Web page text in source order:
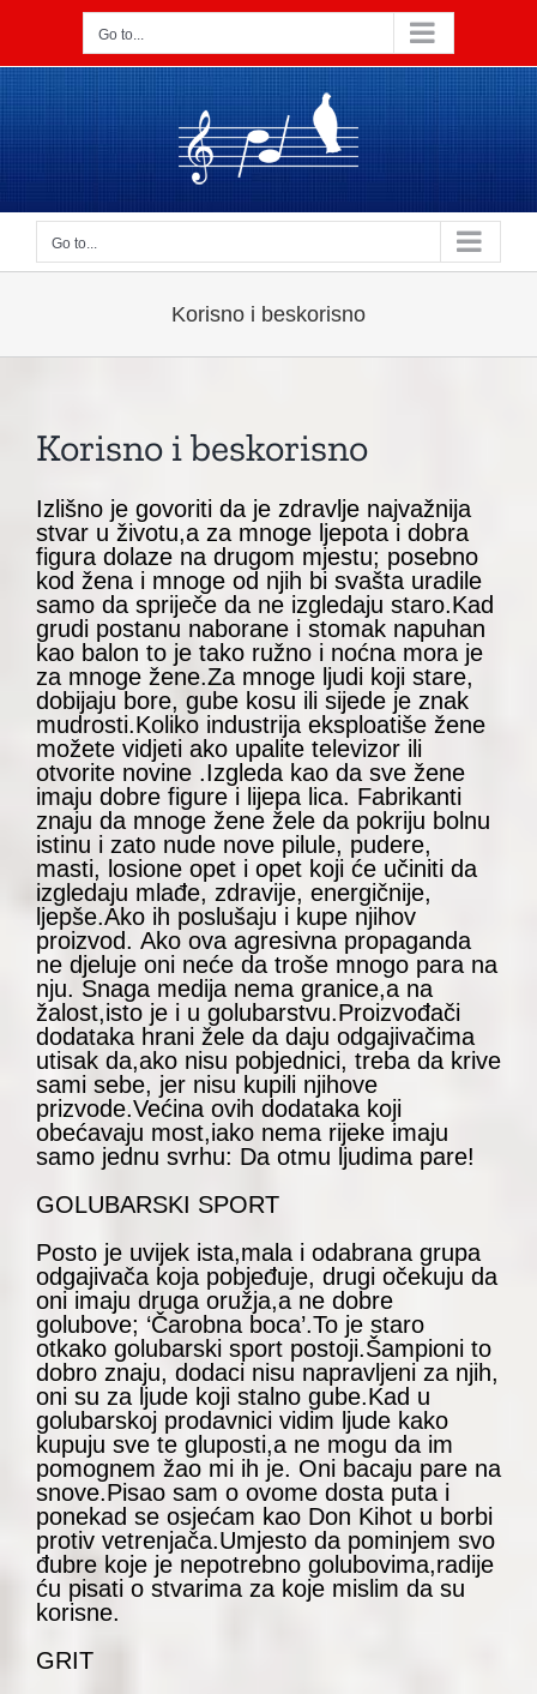
Go to...
Go to...
Korisno i beskorisno
Korisno i beskorisno
Izlišno je govoriti da je zdravlje najvažnija
stvar u životu,a za mnoge ljepota i dobra
figura dolaze na drugom mjestu; posebno
kod žena i mnoge od njih bi svašta uradile
samo da spriječe da ne izgledaju staro.Kad
grudi postanu naborane i stomak napuhan
kao balon to je tako ružno i noćna mora je
za mnoge žene.Za mnoge ljudi koji stare,
dobijaju bore, gube kosu ili sijede je znak
mudrosti.Koliko industrija eksploatiše žene
možete vidjeti ako upalite televizor ili
otvorite novine .Izgleda kao da sve žene
imaju dobre figure i lijepa lica. Fabrikanti
znaju da mnoge žene žele da pokriju bolnu
istinu i zato nude nove pilule, pudere,
masti, losione opet i opet koji će učiniti da
izgledaju mlađe, zdravije, energičnije,
ljepše.Ako ih poslušaju i kupe njihov
proizvod. Ako ova agresivna propaganda
ne djeluje oni neće da troše mnogo para na
nju. Snaga medija nema granice,a na
žalost,isto je i u golubarstvu.Proizvođači
dodataka hrani žele da daju odgajivačima
utisak da,ako nisu pobjednici, treba da krive
sami sebe, jer nisu kupili njihove
prizvode.Većina ovih dodataka koji
obećavaju most,iako nema rijeke imaju
samo jednu svrhu: Da otmu ljudima pare!
GOLUBARSKI SPORT
Posto je uvijek ista,mala i odabrana grupa
odgajivača koja pobjeđuje, drugi očekuju da
oni imaju druga oružja,a ne dobre
golubove; ‘Čarobna boca’.To je staro
otkako golubarski sport postoji.Šampioni to
dobro znaju, dodaci nisu napravljeni za njih,
oni su za ljude koji stalno gube.Kad u
golubarskoj prodavnici vidim ljude kako
kupuju sve te gluposti,a ne mogu da im
pomognem žao mi ih je. Oni bacaju pare na
snove.Pisao sam o ovome dosta puta i
ponekad se osjećam kao Don Kihot u borbi
protiv vetrenjača.Umjesto da pominjem svo
đubre koje je nepotrebno golubovima,radije
ću pisati o stvarima za koje mislim da su
korisne.
GRIT